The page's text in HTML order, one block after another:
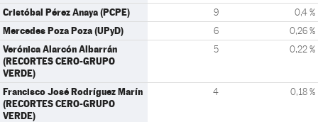
Cristóbal Pérez Anaya (PCPE) 9 0,4 %
Mercedes Poza Poza (UPyD) 6 0,26 %
Verónica Alarcón Albarrán
(RECORTES CERO-GRUPO
VERDE)
5 0,22 %
Francisco José Rodríguez Marín
(RECORTES CERO-GRUPO
VERDE)
4 0,18 %